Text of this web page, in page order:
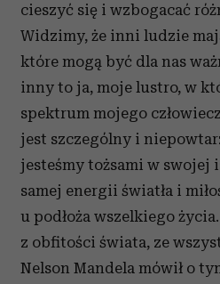
cieszyć się i wzbogacać
Widzimy, że inni ludzie
które mogą być dla nas
inny to ja, moje lustro, w
spektrum mojego
jest szczególny i
jesteśmy tożsami w swojej
samej energii światła i
u podłoża wszelkiego
z obfitości świata, ze
Nelson Mandela mówił o